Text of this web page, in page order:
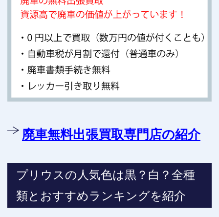
廃車無料出張買取専門店の紹介
プリウスの人気色は黒？白？全種
類とおすすめランキングを紹介